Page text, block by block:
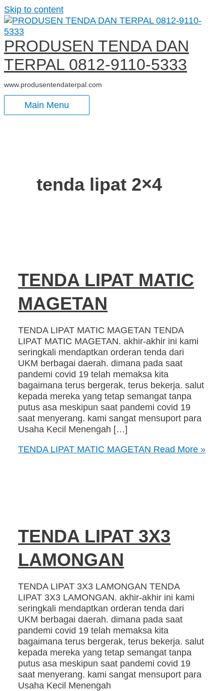
Skip to content
PRODUSEN TENDA DAN
TERPAL 0812-9110-5333
www.produsentendaterpal.com
Main Menu
tenda lipat 2×4
TENDA LIPAT MATIC
MAGETAN
TENDA LIPAT MATIC MAGETAN TENDA
LIPAT MATIC MAGETAN. akhir-akhir ini kami
seringkali mendaptkan orderan tenda dari
UKM berbagai daerah. dimana pada saat
pandemi covid 19 telah memaksa kita
bagaimana terus bergerak, terus bekerja. salut
kepada mereka yang tetap semangat tanpa
putus asa meskipun saat pandemi covid 19
saat menyerang. kami sangat mensuport para
Usaha Kecil Menengah […]
TENDA LIPAT MATIC MAGETAN Read More »
TENDA LIPAT 3X3
LAMONGAN
TENDA LIPAT 3X3 LAMONGAN TENDA
LIPAT 3X3 LAMONGAN. akhir-akhir ini kami
seringkali mendaptkan orderan tenda dari
UKM berbagai daerah. dimana pada saat
pandemi covid 19 telah memaksa kita
bagaimana terus bergerak, terus bekerja. salut
kepada mereka yang tetap semangat tanpa
putus asa meskipun saat pandemi covid 19
saat menyerang. kami sangat mensuport para
Usaha Kecil Menengah